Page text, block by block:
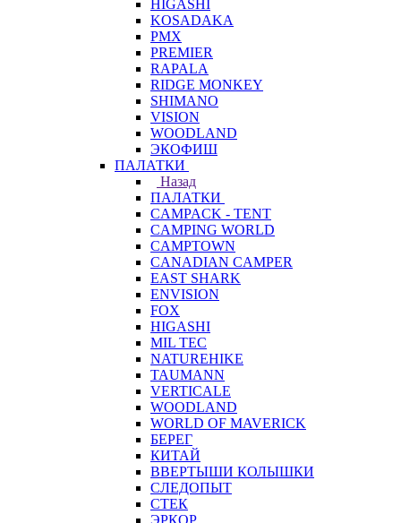
HIGASHI
KOSADAKA
PMX
PREMIER
RAPALA
RIDGE MONKEY
SHIMANO
VISION
WOODLAND
ЭКОФИШ
ПАЛАТКИ
Назад
ПАЛАТКИ
CAMPACK - TENT
CAMPING WORLD
CAMPTOWN
CANADIAN CAMPER
EAST SHARK
ENVISION
FOX
HIGASHI
MIL TEC
NATUREHIKE
TAUMANN
VERTICALE
WOODLAND
WORLD OF MAVERICK
БЕРЕГ
КИТАЙ
ВВЕРТЫШИ КОЛЫШКИ
СЛЕДОПЫТ
СТЕК
ЭРКОР